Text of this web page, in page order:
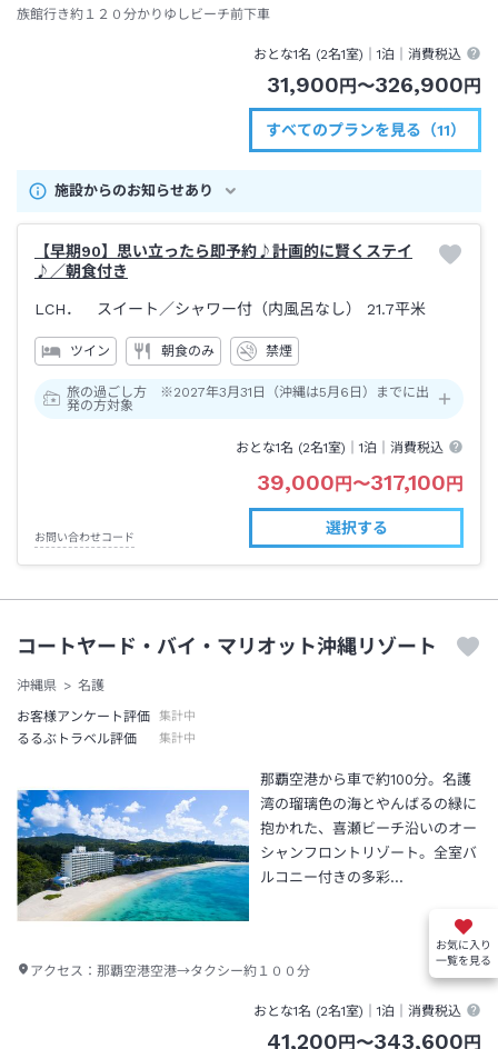
族館行き約１２０分かりゆしビーチ前下車
おとな1名 (2名1室)｜1泊 ｜消費税込
31,900円〜326,900円
すべてのプランを見る（11）
施設からのお知らせあり
【早期90】思い立ったら即予約♪計画的に賢くステイ
♪／朝食付き
LCH． スイート ／シャワー付（内風呂なし） 21.7平米
ツイン 朝食のみ 禁煙
旅の過ごし方 ※2027年3月31日（沖縄は5月6日）までに出
発の方対象
おとな1名 (2名1室)｜1泊 ｜消費税込
39,000円〜317,100円
お問い合わせコード
選択する
コートヤード・バイ・マリオット沖縄リゾート
沖縄県
名護
お客様アンケート評価
集計中
るるぶトラベル評価 集計中
那覇空港から車で約100分。名護
湾の瑠璃色の海とやんばるの緑に
抱かれた、喜瀬ビーチ沿いのオー
シャンフロントリゾート。全室バ
ルコニー付きの多彩…
アクセス： 那覇空港空港→タクシー約１００分
おとな1名 (2名1室)｜1泊 ｜消費税込
41,200円〜343,600円
お気に入り
一覧を見る